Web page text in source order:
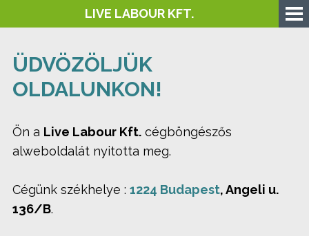
LIVE LABOUR KFT.
ÜDVÖZÖLJÜK
OLDALUNKON!
Ön a Live Labour Kft. cégböngészős
alweboldalát nyitotta meg.
Cégünk székhelye : 1224 Budapest, Angeli u.
136/B.